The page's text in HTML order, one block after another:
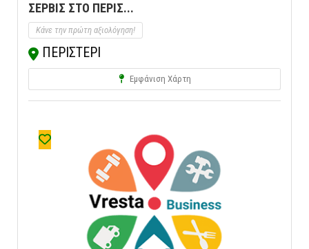
ΣΕΡΒΙΣ ΣΤΟ ΠΕΡΙΣ...
Κάνε την πρώτη αξιολόγηση!
ΠΕΡΙΣΤΕΡΙ
Εμφάνιση Χάρτη